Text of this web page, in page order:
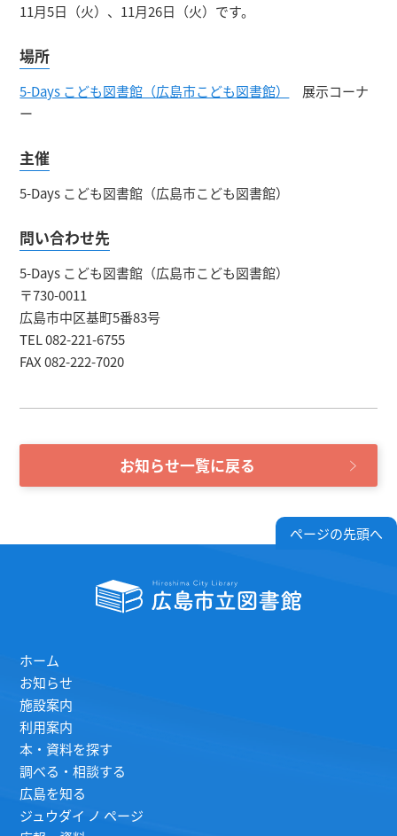
11月5日（火）、11月26日（火）です。
場所
5-Days こども図書館（広島市こども図書館）
展示コーナ
ー
主催
5-Days こども図書館（広島市こども図書館）
問い合わせ先
5-Days こども図書館（広島市こども図書館）
〒730-0011
広島市中区基町5番83号
TEL 082-221-6755
FAX 082-222-7020
お知らせ一覧に戻る
ページの先頭へ
ホーム
お知らせ
施設案内
利用案内
本・資料を探す
調べる・相談する
広島を知る
ジュウダイ ノ ページ